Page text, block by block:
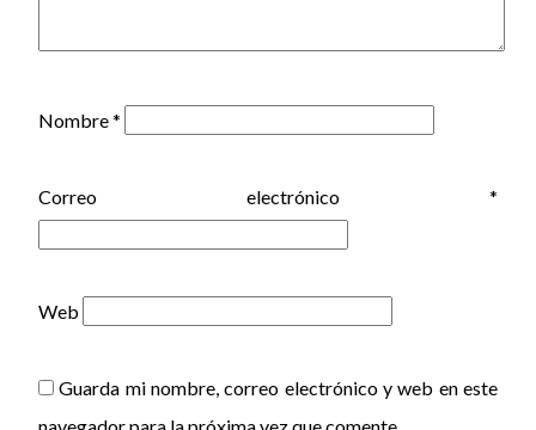
Nombre*
Correo electrónico *
Web
Guarda mi nombre, correo electrónico y web en este